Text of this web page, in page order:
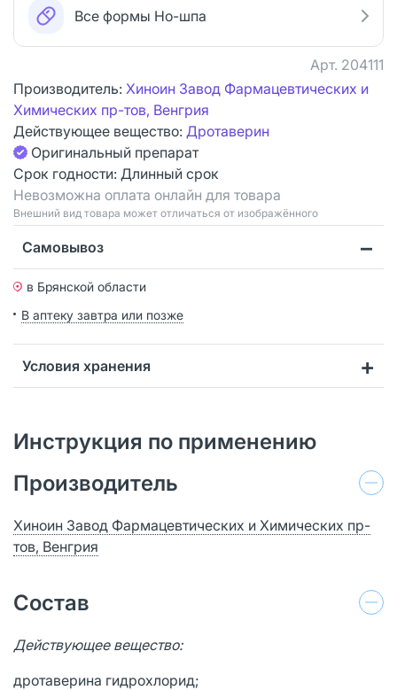
Все формы Но-шпа
Арт. 204111
Производитель: Хиноин Завод Фармацевтических и
Химических пр-тов, Венгрия
Действующее вещество: Дротаверин
Оригинальный препарат
Срок годности: Длинный срок
Невозможна оплата онлайн для товара
Bнешний вид товара может отличаться от изображённого
Самовывоз
в Брянской области
В аптеку завтра или позже
Условия хранения
Инструкция по применению
Производитель
Хиноин Завод Фармацевтических и Химических пр-
тов, Венгрия
Состав
Действующее вещество:
дротаверина гидрохлорид;